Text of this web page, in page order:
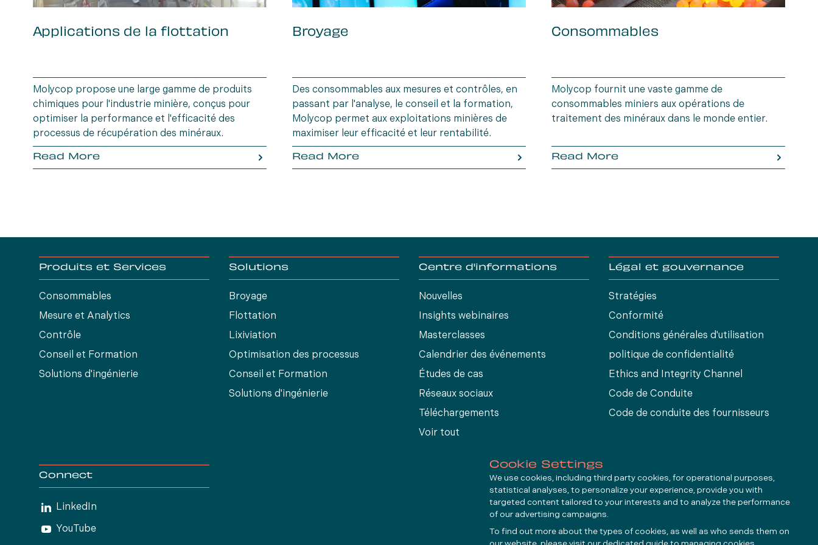
Applications de la flottation
Molycop propose une large gamme de produits
chimiques pour l'industrie minière, conçus pour
optimiser la performance et l'efficacité des
processus de récupération des minéraux.
Read More
Broyage
Des consommables aux mesures et contrôles, en
passant par l'analyse, le conseil et la formation,
Molycop permet aux exploitations minières de
maximiser leur efficacité et leur rentabilité.
Read More
Consommables
Molycop fournit une vaste gamme de
consommables miniers aux opérations de
traitement des minéraux dans le monde entier.
Read More
Produits et Services
Consommables
Mesure et Analytics
Contrôle
Conseil et Formation
Solutions d'ingénierie
Solutions
Broyage
Flottation
Lixiviation
Optimisation des processus
Conseil et Formation
Solutions d'ingénierie
Centre d'informations
Nouvelles
Insights webinaires
Masterclasses
Calendrier des événements
Études de cas
Réseaux sociaux
Téléchargements
Voir tout
Légal et gouvernance
Stratégies
Conformité
Conditions générales d'utilisation
politique de confidentialité
Ethics and Integrity Channel
Code de Conduite
Code de conduite des fournisseurs
Connect
LinkedIn
YouTube
Cookie Settings
We use cookies, including third party cookies, for operational purposes,
statistical analyses, to personalize your experience, provide you with
targeted content tailored to your interests and to analyze the performance
of our advertising campaigns.
To find out more about the types of cookies, as well as who sends them on